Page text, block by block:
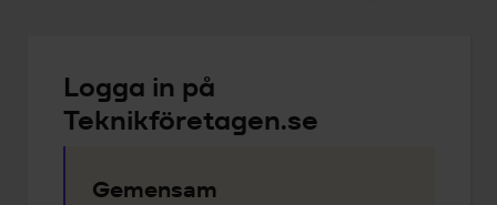
Logga in på
Teknikföretagen.se
Gemensam